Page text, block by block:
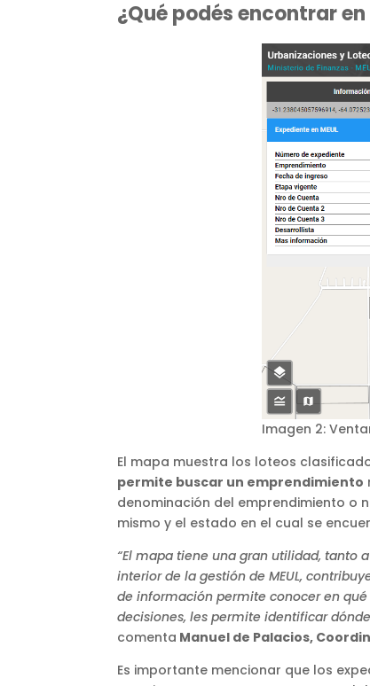
¿Qué podés encontrar
Imagen 2:
El mapa muestra los loteos
permite buscar un emprendimiento
denominación del emprendimiento o
mismo y el estado en el cual se
“El mapa tiene una gran utilidad, tanto
interior de la gestión de MEUL,
de información permite conocer en
decisiones, les permite identificar
comenta Manuel de Palacios,
Es importante mencionar que los